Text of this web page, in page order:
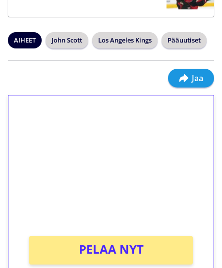
AIHEET John Scott Los Angeles Kings Pääuutiset
Jaa
PELAA NYT